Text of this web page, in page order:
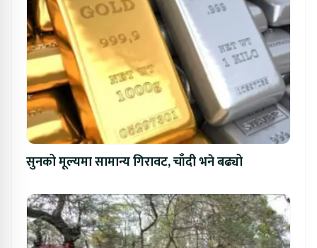
सुनको मूल्यमा सामान्य गिरावट, चाँदी भने बढ्यो